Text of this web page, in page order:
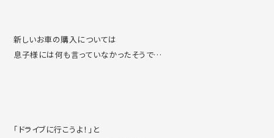
新しいお車の購入については
息子様には何も言っていなかったそうで…
「ドライブに行こうよ！」と